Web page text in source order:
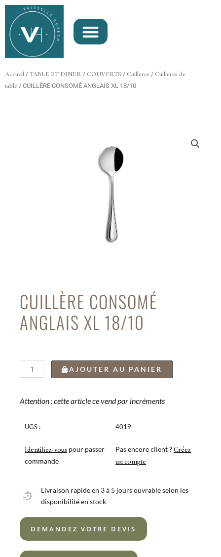
Aller
contenu
Accueil / TABLE ET DINER / COUVERTS / Cuillères / Cuillères de
table / CUILLÈRE CONSOMÉ ANGLAIS XL 18/10
CUILLÈRE CONSOMÉ
ANGLAIS XL 18/10
quantité
de
CONSOMÉ
XL
AJOUTER AU PANIER
Attention : cette article ce vend par incréments
UGS :
Identifiez-vous pour passer
commande
4019
Pas encore client ?Créez
un compte
Livraison rapide en 3 à 5 jours ouvrable selon les
disponibilité en stock
DEMANDEZ VOTRE DEVIS